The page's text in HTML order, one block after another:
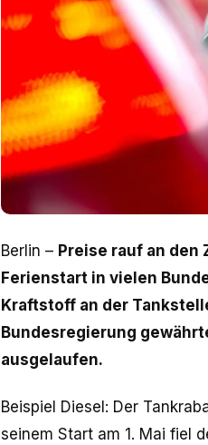
Berlin – Preise rauf an den
Ferienstart in vielen
Kraftstoff an der
Bundesregierung
ausgelaufen.
Beispiel Diesel: Der
seinem Start am 1. Mai fiel